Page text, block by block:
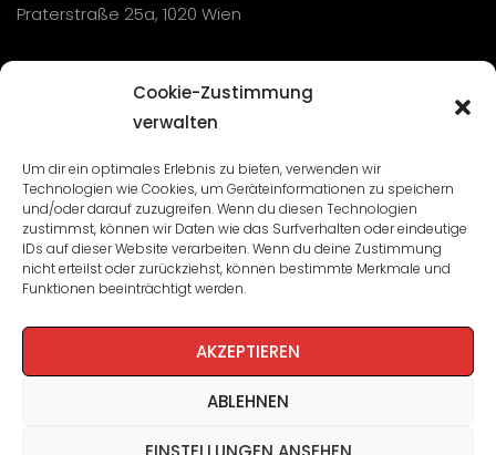
Cookie-Zustimmung
verwalten
Um dir ein optimales Erlebnis zu bieten, verwenden wir
Technologien wie Cookies, um Geräteinformationen zu speichern
und/oder darauf zuzugreifen. Wenn du diesen Technologien
zustimmst, können wir Daten wie das Surfverhalten oder eindeutige
IDs auf dieser Website verarbeiten. Wenn du deine Zustimmung
nicht erteilst oder zurückziehst, können bestimmte Merkmale und
Funktionen beeinträchtigt werden.
AKZEPTIEREN
ABLEHNEN
Praterstraße 25a, 1020 Wien
Seminare und Veranstaltungen
Lehrgänge
WBA: Direktion und Team
Impressum/Datenschutz
Cookie-Richtlinie